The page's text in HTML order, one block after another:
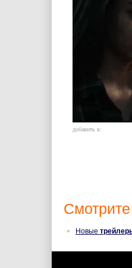
добавить в:
Новые